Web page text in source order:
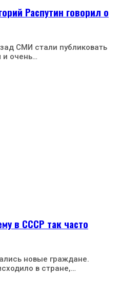
Распутин говорил о
СМИ стали публиковать
и очень…
в СССР так часто
новые граждане.
в стране,…